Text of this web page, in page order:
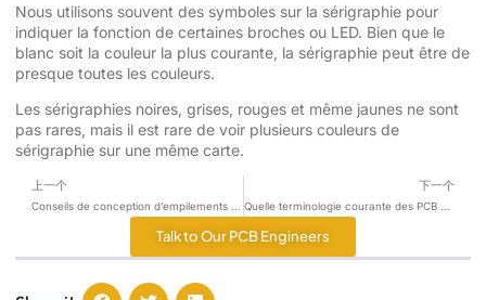
Nous utilisons souvent des symboles sur la sérigraphie pour
indiquer la fonction de certaines broches ou LED. Bien que le
blanc soit la couleur la plus courante, la sérigraphie peut être de
presque toutes les couleurs.
Les sérigraphies noires, grises, rouges et même jaunes ne sont
pas rares, mais il est rare de voir plusieurs couleurs de
sérigraphie sur une même carte.
上一个
Conseils de conception d’empilements de circuits imprimés
下一个
Quelle terminologie courante des PCB connaissez-vous ?
Talk to Our PCB Engineers